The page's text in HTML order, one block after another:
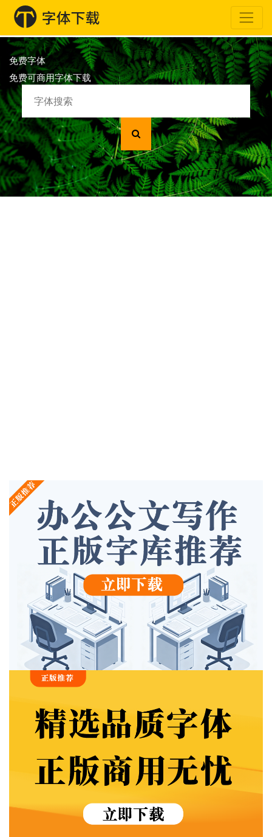
免费字体
免费可商用字体下载